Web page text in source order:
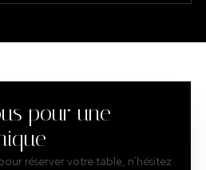
pour une
réserver votre table, n’hésitez